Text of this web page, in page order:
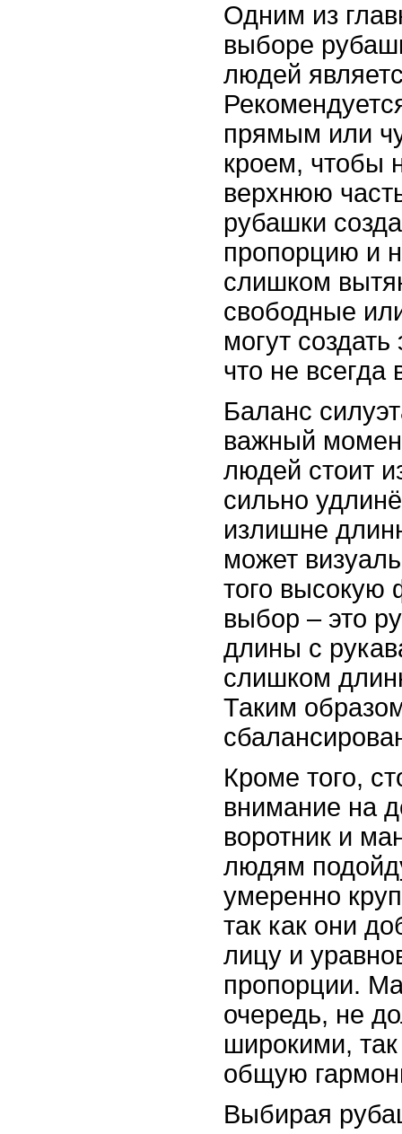
Одним из
выборе
людей
прямым или
кроем, чтобы
верхнюю
рубашки
пропорцию и
слишком
свободные
могут
что не всегда
Баланс
важный
людей стоит
сильно
излишне
может
того высокую
выбор – это
длины с
слишком
Таким
Кроме того,
внимание на
воротник и
людям
умеренно
так как они
лицу и
пропорции.
очередь, не
широкими,
общую
Выбирая